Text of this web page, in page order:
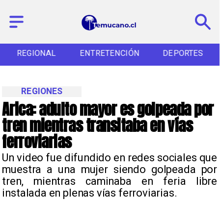
REGIONAL ENTRETENCIÓN DEPORTES
Arica: adulto mayor es golpeada por
tren mientras transitaba en vías
ferroviarias
Un video fue difundido en redes sociales que
muestra a una mujer siendo golpeada por
tren, mientras caminaba en feria libre
instalada en plenas vías ferroviarias.
REGIONES